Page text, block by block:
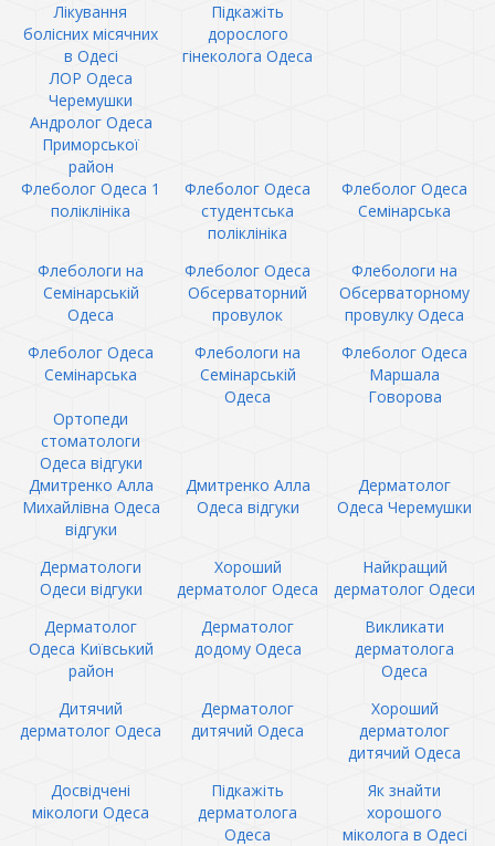
Лікування
болісних місячних
в Одесі
Підкажіть
дорослого
гінеколога Одеса
ЛОР Одеса
Черемушки
Андролог Одеса
Приморської
район
Флеболог Одеса 1
поліклініка
Флеболог Одеса
студентська
поліклініка
Флеболог Одеса
Семінарська
Флебологи на
Семінарській
Одеса
Флеболог Одеса
Обсерваторний
провулок
Флебологи на
Обсерваторному
провулку Одеса
Флеболог Одеса
Семінарська
Флебологи на
Семінарській
Одеса
Флеболог Одеса
Маршала
Говорова
Ортопеди
стоматологи
Одеса відгуки
Дмитренко Алла
Михайлівна Одеса
відгуки
Дмитренко Алла
Одеса відгуки
Дерматолог
Одеса Черемушки
Дерматологи
Одеси відгуки
Хороший
дерматолог Одеса
Найкращий
дерматолог Одеси
Дерматолог
Одеса Київський
район
Дерматолог
додому Одеса
Викликати
дерматолога
Одеса
Дитячий
дерматолог Одеса
Дерматолог
дитячий Одеса
Хороший
дерматолог
дитячий Одеса
Досвідчені
мікологи Одеса
Підкажіть
дерматолога
Одеса
Як знайти
хорошого
міколога в Одесі